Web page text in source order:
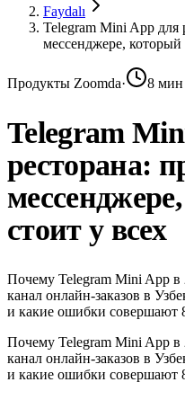
Faydalı
Telegram Mini App для
мессенджере, который
Продукты Zoomda· 8 мин
Telegram
ресторана:
стоит у всех
Почему Telegram Mini App
канал онлайн-заказов в
и какие ошибки совершают
Почему Telegram Mini App
канал онлайн-заказов в
и какие ошибки совершают